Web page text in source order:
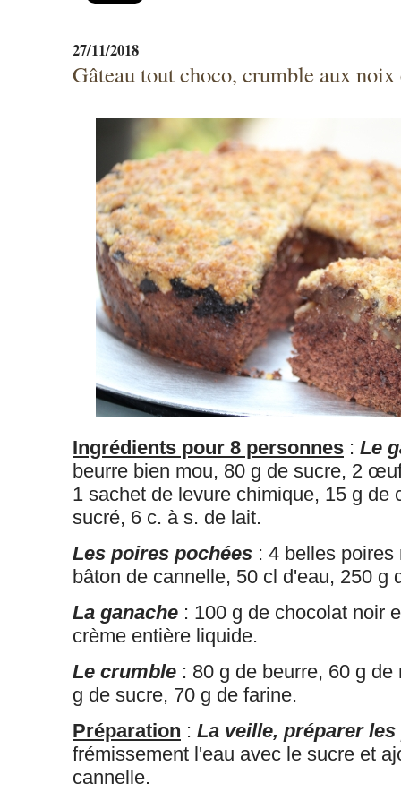
27/11/2018
Gâteau tout choco, crumble aux
Ingrédients pour 8 personnes : Le
beurre bien mou, 80 g de sucre, 2
1 sachet de levure chimique, 15 g de
sucré, 6 c. à s. de lait.
Les poires pochées : 4 belles
bâton de cannelle, 50 cl d'eau, 250 g
La ganache : 100 g de chocolat noir
crème entière liquide.
Le crumble : 80 g de beurre, 60 g
g de sucre, 70 g de farine.
Préparation : La veille, préparer
frémissement l'eau avec le sucre et
cannelle.